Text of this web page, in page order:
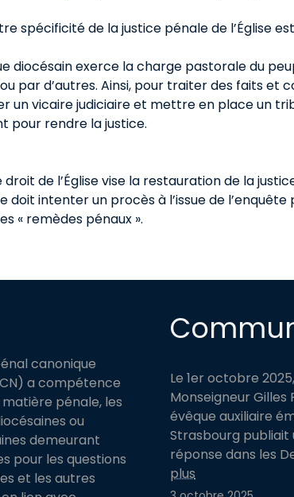
spécificité de la justice pénale de l’Église
diocésain exerce la charge pastorale du
par d’autres. Ainsi, pour traiter des faits et
un vicaire judiciaire et mettre en place un
pour rendre la justice.
droit de l’Église vise la restauration de la
doit intenter un procès à l’issue de
« remèdes pénaux ».
canonique
a compétence
pénale, les
ou
demeurant
pour les questions
et les autres
Le 1er octobre 2025,
Monseigneur Gilles
évêque auxiliaire
Strasbourg publiait
réponse dans les
plus